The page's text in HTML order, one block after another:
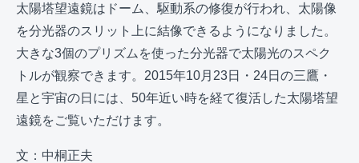
太陽塔望遠鏡はドーム、駆動系の修復が行われ、太陽像
を分光器のスリット上に結像できるようになりました。
大きな3個のプリズムを使った分光器で太陽光のスペク
トルが観察できます。2015年10月23日・24日の三鷹・
星と宇宙の日には、50年近い時を経て復活した太陽塔望
遠鏡をご覧いただけます。
文：中桐正夫